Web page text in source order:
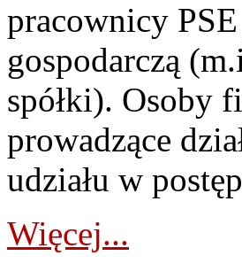
pracownicy
gospodarczą
spółki). Osoby
prowadzące
udziału w
Więcej...